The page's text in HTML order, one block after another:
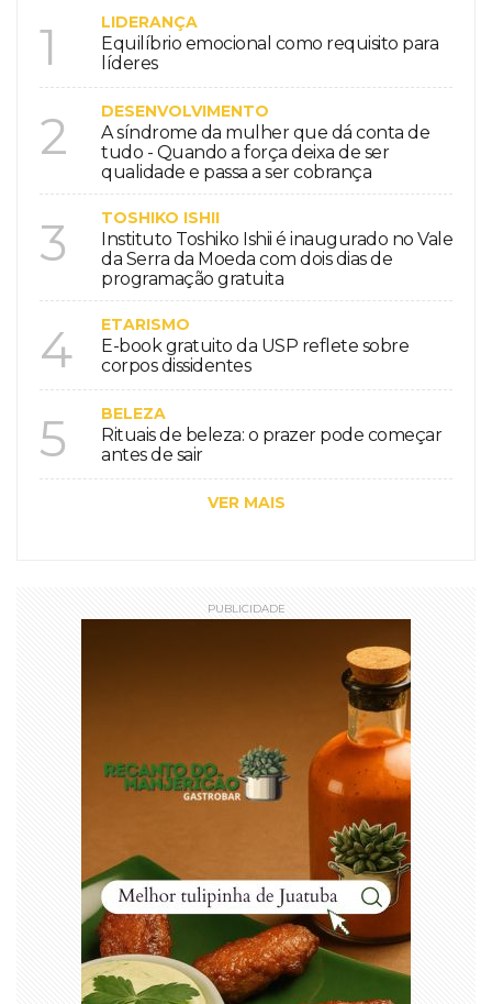
1 LIDERANÇA
Equilíbrio emocional como requisito para
líderes
2 DESENVOLVIMENTO
A síndrome da mulher que dá conta de
tudo - Quando a força deixa de ser
qualidade e passa a ser cobrança
3 TOSHIKO ISHII
Instituto Toshiko Ishii é inaugurado no Vale
da Serra da Moeda com dois dias de
programação gratuita
4 ETARISMO
E-book gratuito da USP reflete sobre
corpos dissidentes
5 BELEZA
Rituais de beleza: o prazer pode começar
antes de sair
VER MAIS
PUBLICIDADE